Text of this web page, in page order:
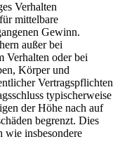
Verhalten
mittelbare
Gewinn.
außer bei
Verhalten oder bei
Körper und
Vertragspflichten
typischerweise
der Höhe nach auf
begrenzt. Dies
wie insbesondere